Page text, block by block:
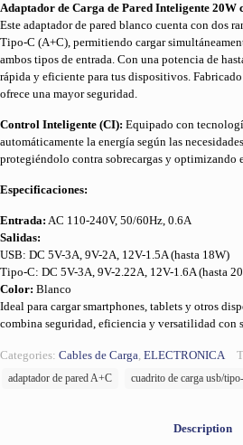
Adaptador de Carga de Pared Inteligente 20W
Este adaptador de pared blanco cuenta con dos
Tipo-C (A+C), permitiendo cargar
ambos tipos de entrada. Con una potencia de
rápida y eficiente para tus dispositivos.
ofrece una mayor seguridad.
Control Inteligente (CI): Equipado con
automáticamente la energía según las
protegiéndolo contra sobrecargas y optimizando
Especificaciones:
Entrada: AC 110-240V, 50/60Hz, 0.6A
Salidas:
USB: DC 5V-3A, 9V-2A, 12V-1.5A (hasta 18W)
Tipo-C: DC 5V-3A, 9V-2.22A, 12V-1.6A (hasta
Color: Blanco
Ideal para cargar smartphones, tablets y otros
combina seguridad, eficiencia y versatilidad con
Categories: Cables de Carga, ELECTRONICA
adaptador de pared A+C
cuadrito de carga usb/
Description